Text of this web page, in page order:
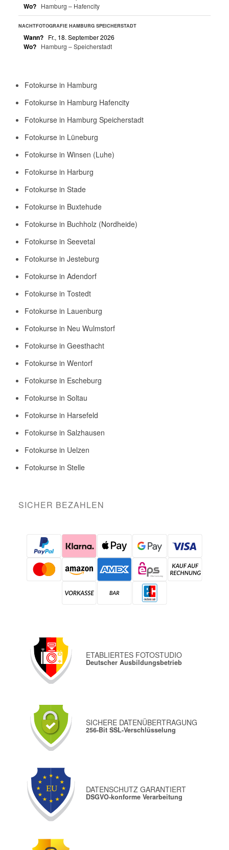
Wo? Hamburg – Hafencity
NACHTFOTOGRAFIE HAMBURG SPEICHERSTADT
Wann? Fr., 18. September 2026
Wo? Hamburg – Speicherstadt
Fotokurse in Hamburg
Fotokurse in Hamburg Hafencity
Fotokurse in Hamburg Speicherstadt
Fotokurse in Lüneburg
Fotokurse in Winsen (Luhe)
Fotokurse in Harburg
Fotokurse in Stade
Fotokurse in Buxtehude
Fotokurse in Buchholz (Nordheide)
Fotokurse in Seevetal
Fotokurse in Jesteburg
Fotokurse in Adendorf
Fotokurse in Tostedt
Fotokurse in Lauenburg
Fotokurse in Neu Wulmstorf
Fotokurse in Geesthacht
Fotokurse in Wentorf
Fotokurse in Escheburg
Fotokurse in Soltau
Fotokurse in Harsefeld
Fotokurse in Salzhausen
Fotokurse in Uelzen
Fotokurse in Stelle
SICHER BEZAHLEN
ETABLIERTES FOTOSTUDIO
Deutscher Ausbildungsbetrieb
SICHERE DATENÜBERTRAGUNG
256-Bit SSL-Verschlüsselung
DATENSCHUTZ GARANTIERT
DSGVO-konforme Verarbeitung